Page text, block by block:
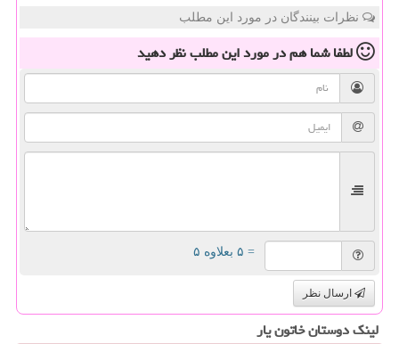
نظرات بینندگان در مورد این مطلب
لطفا شما همدر مورد این مطلبنظر دهید
= ۵ بعلاوه ۵
ارسال نظر
لینک دوستان خاتون یار